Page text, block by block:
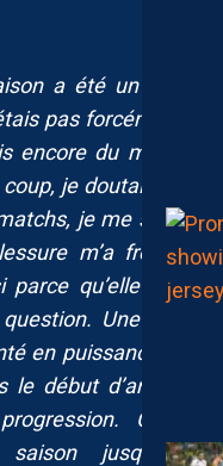
a été un peu
pas forcément
encore du mal à
je doutais un
je me sens
m’a freiné,
qu’elle m’a
Une fois
en puissance et
le début d’année
C’est
jusqu’ici.